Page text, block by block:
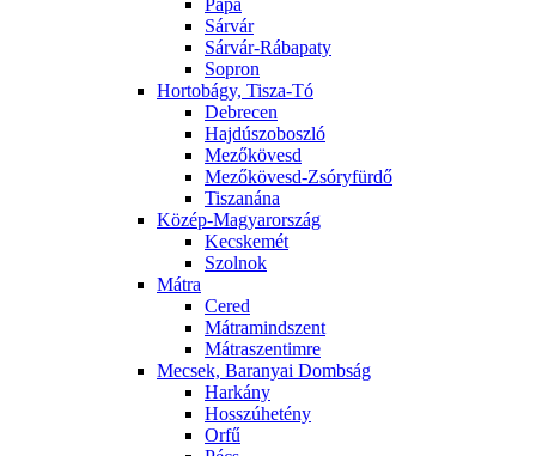
Sárvár
Sárvár-Rábapaty
Sopron
Hortobágy, Tisza-Tó
Debrecen
Hajdúszoboszló
Mezőkövesd
Mezőkövesd-Zsóryfürdő
Tiszanána
Közép-Magyarország
Kecskemét
Szolnok
Mátra
Cered
Mátramindszent
Mátraszentimre
Mecsek, Baranyai Dombság
Harkány
Hosszúhetény
Orfű